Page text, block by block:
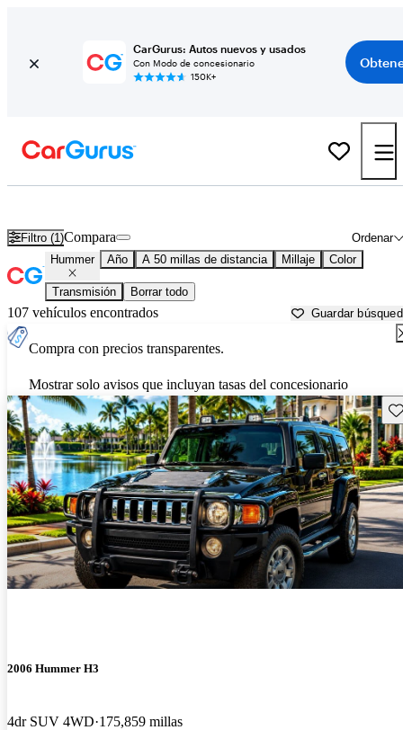
CarGurus: Autos nuevos y usados
Con Modo de concesionario
150K+
Filtro (1) Ordenar
Compara
Hummer Año A 50 millas de distancia Millaje Color
Transmisión Borrar todo
107 vehículos encontrados Guardar
Compra con precios transparentes.
Mostrar solo avisos que incluyan tasas del concesionario
2006 Hummer H3
4dr SUV 4WD 175,859 millas